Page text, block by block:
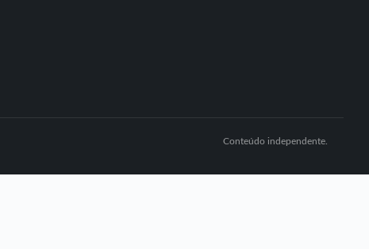
Conteúdo independente.